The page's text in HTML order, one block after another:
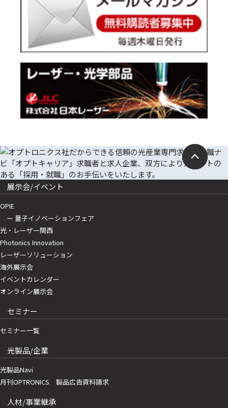
展示会/イベント
OPIE
ー 量子イノベーションフェア
光・レーザー関西
Photonics Innovation
レーザーソリューション
海外展示会
イベントカレンダー
オンライン展示会
セミナー
セミナー一覧
光製品/企業
光製品Navi
月刊OPTRONICS 製品広告資料請求
人材/事業継承